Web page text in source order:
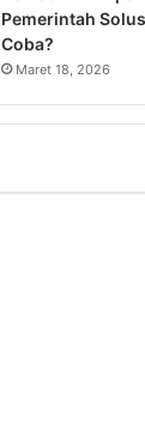
Pemerintah
Coba?
Maret 18, 2026